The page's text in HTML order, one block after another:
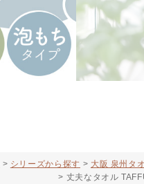
シリーズから探す
大阪 泉州タ
丈夫なタオル